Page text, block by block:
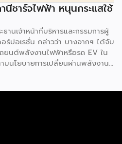
ชาร์จไฟฟ้า หนุนกระแสใช้
านเจ้าหน้าที่บริหารและกรรมการผู้
ปอเรชั่น กล่าวว่า บางจากฯ ได้จับ
ยนต์พลังงานไฟฟ้าหรือรถ EV ใน
มนโยบายการเปลี่ยนผ่านพลังงาน
นีชาร์จรถ EV ทั้งในกรุงเทพฯ
ระเทศ .โดยความร่วมมือครั้งนี้